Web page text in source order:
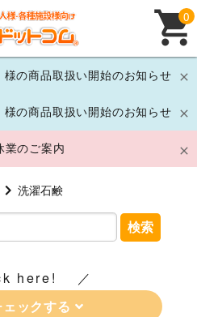
の商品取扱い開始のお知らせ
の商品取扱い開始のお知らせ
業のご案内
0
洗濯石鹸
検索
here!
ックする